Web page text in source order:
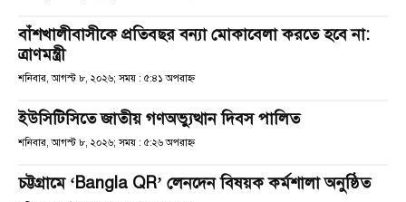
বাঁশখালীবাসীকে প্রতিবছর বন্যা মোকাবেলা করতে হবে না:
ত্রাণমন্ত্রী
শনিবার, আগস্ট ৮, ২০২৬; সময় : ৫:৪১ অপরাহ্ণ
ইউসিটিসিতে জাতীয় গণঅভ্যুত্থান দিবস পালিত
শনিবার, আগস্ট ৮, ২০২৬; সময় : ৫:২৬ অপরাহ্ণ
চট্টগ্রামে ‘Bangla QR’ লেনদেন বিষয়ক কর্মশালা অনুষ্ঠিত